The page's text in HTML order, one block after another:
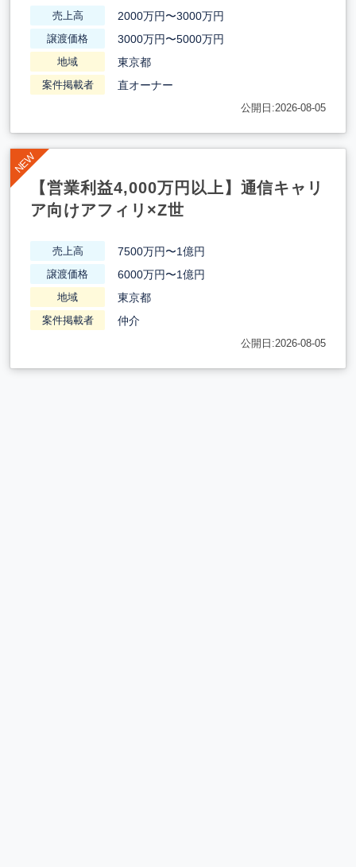
売上高 2000万円〜3000万円
譲渡価格 3000万円〜5000万円
地域 東京都
案件掲載者 直オーナー
公開日:2026-08-05
【営業利益4,000万円以上】通信キャリ
ア向けアフィリ×Z世
売上高 7500万円〜1億円
譲渡価格 6000万円〜1億円
地域 東京都
案件掲載者 仲介
公開日:2026-08-05